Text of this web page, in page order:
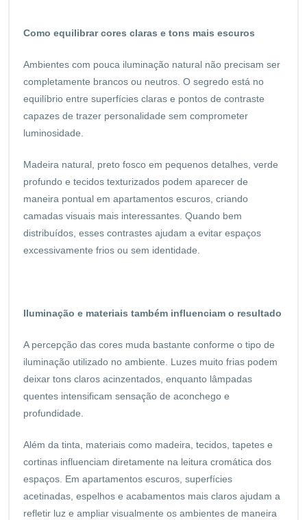
Como equilibrar cores claras e tons mais escuros
Ambientes com pouca iluminação natural não precisam ser
completamente brancos ou neutros. O segredo está no
equilíbrio entre superfícies claras e pontos de contraste
capazes de trazer personalidade sem comprometer
luminosidade.
Madeira natural, preto fosco em pequenos detalhes, verde
profundo e tecidos texturizados podem aparecer de
maneira pontual em apartamentos escuros, criando
camadas visuais mais interessantes. Quando bem
distribuídos, esses contrastes ajudam a evitar espaços
excessivamente frios ou sem identidade.
Iluminação e materiais também influenciam o resultado
A percepção das cores muda bastante conforme o tipo de
iluminação utilizado no ambiente. Luzes muito frias podem
deixar tons claros acinzentados, enquanto lâmpadas
quentes intensificam sensação de aconchego e
profundidade.
Além da tinta, materiais como madeira, tecidos, tapetes e
cortinas influenciam diretamente na leitura cromática dos
espaços. Em apartamentos escuros, superfícies
acetinadas, espelhos e acabamentos mais claros ajudam a
refletir luz e ampliar visualmente os ambientes de maneira